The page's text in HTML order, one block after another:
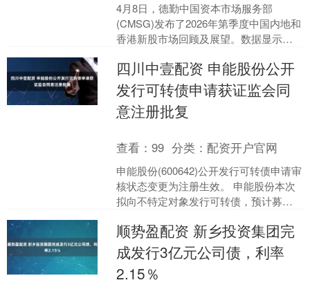
4月8日，德勤中国资本市场服务部
(CMSG)发布了2026年第季度中国内地和
香港新股市场回顾及展望。数据显示，
新股融资最多的市....
四川中壹配资 申能股份公开
发行可转债申请获证监会同
意注册批复
查看：99 分类：配资开户官网
申能股份(600642)公开发行可转债申请审
核状态变更为注册生效。 申能股份本次
拟向不特定对象发行可转债，预计募集
泰联合....
顺势盈配资 新乡投资集团完
成发行3亿元公司债，利率
2.15％